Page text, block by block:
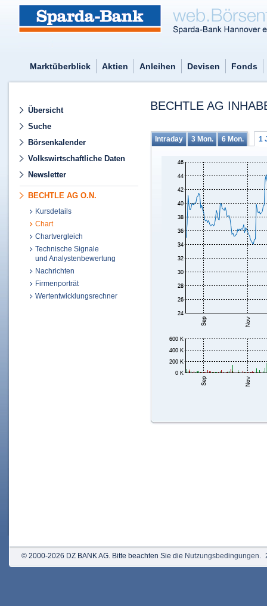
Marktüberblick Aktien Anleihen Devisen Fonds
Übersicht
Suche
Börsenkalender
Volkswirtschaftliche Daten
Newsletter
BECHTLE AG O.N.
Kursdetails
Chart
Chartvergleich
Technische Signale
und Analystenbewertung
Nachrichten
Firmenporträt
Wertentwicklungsrechner
BECHTLE AG
Intraday 3 Mon. 6 Mon. 1
© 2000-2026 DZ BANK AG. Bitte beachten Sie die Nutzungsbedingungen.